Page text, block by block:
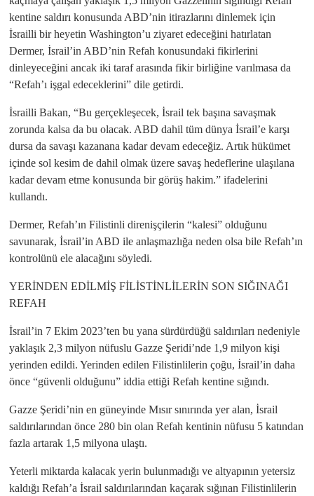
kentine saldırı konusunda ABD’nin itirazlarını dinlemek için
İsrailli bir heyetin Washington’u ziyaret edeceğini hatırlatan
Dermer, İsrail’in ABD’nin Refah konusundaki fikirlerini
dinleyeceğini ancak iki taraf arasında fikir birliğine varılmasa da
“Refah’ı işgal edeceklerini” dile getirdi.
İsrailli Bakan, “Bu gerçekleşecek, İsrail tek başına savaşmak
zorunda kalsa da bu olacak. ABD dahil tüm dünya İsrail’e karşı
dursa da savaşı kazanana kadar devam edeceğiz. Artık hükümet
içinde sol kesim de dahil olmak üzere savaş hedeflerine ulaşılana
kadar devam etme konusunda bir görüş hakim.” ifadelerini
kullandı.
Dermer, Refah’ın Filistinli direnişçilerin “kalesi” olduğunu
savunarak, İsrail’in ABD ile anlaşmazlığa neden olsa bile Refah’ın
kontrolünü ele alacağını söyledi.
YERİNDEN EDİLMİŞ FİLİSTİNLİLERİN SON SIĞINAĞI
REFAH
İsrail’in 7 Ekim 2023’ten bu yana sürdürdüğü saldırıları nedeniyle
yaklaşık 2,3 milyon nüfuslu Gazze Şeridi’nde 1,9 milyon kişi
yerinden edildi. Yerinden edilen Filistinlilerin çoğu, İsrail’in daha
önce “güvenli olduğunu” iddia ettiği Refah kentine sığındı.
Gazze Şeridi’nin en güneyinde Mısır sınırında yer alan, İsrail
saldırılarından önce 280 bin olan Refah kentinin nüfusu 5 katından
fazla artarak 1,5 milyona ulaştı.
Yeterli miktarda kalacak yerin bulunmadığı ve altyapının yetersiz
kaldığı Refah’a İsrail saldırılarından kaçarak sığınan Filistinlilerin